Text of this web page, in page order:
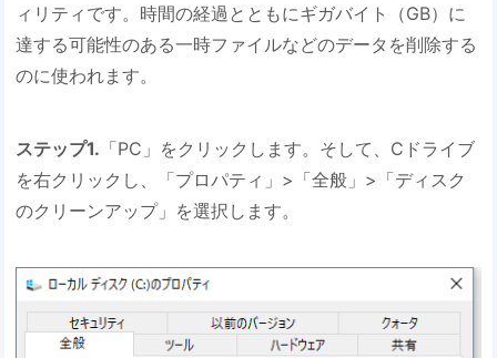
ィリティです。時間の経過とともにギガバイト（GB）に
達する可能性のある一時ファイルなどのデータを削除する
のに使われます。
ステップ1. 「PC」をクリックします。そして、Cドライブ
を右クリックし、「プロパティ」>「全般」>「ディスク
のクリーンアップ」を選択します。